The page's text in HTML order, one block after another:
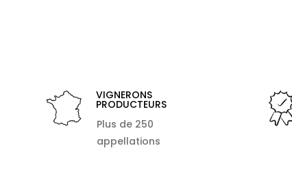
VIGNERONS
PRODUCTEURS
Plus de 250
appellations